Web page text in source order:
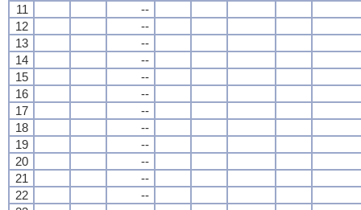
11
--
12
--
13
--
14
--
15
--
16
--
17
--
18
--
19
--
20
--
21
--
22
--